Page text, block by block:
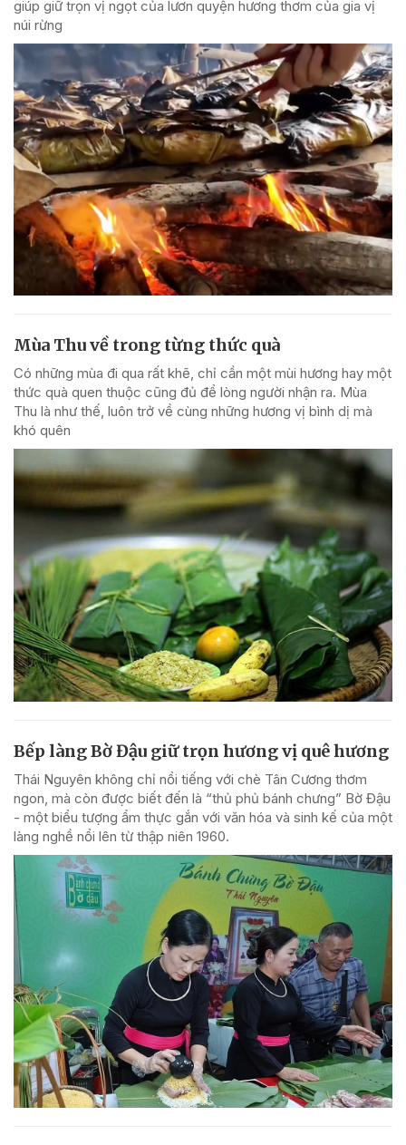
giúp giữ trọn vị ngọt của lươn quyện hương thơm của gia vị
núi rừng
Mùa Thu về trong từng thức quà
Có những mùa đi qua rất khẽ, chỉ cần một mùi hương hay một
thức quà quen thuộc cũng đủ để lòng người nhận ra. Mùa
Thu là như thế, luôn trở về cùng những hương vị bình dị mà
khó quên
Bếp làng Bờ Đậu giữ trọn hương vị quê hương
Thái Nguyên không chỉ nổi tiếng với chè Tân Cương thơm
ngon, mà còn được biết đến là “thủ phủ bánh chưng” Bờ Đậu
- một biểu tượng ẩm thực gắn với văn hóa và sinh kế của một
làng nghề nổi lên từ thập niên 1960.